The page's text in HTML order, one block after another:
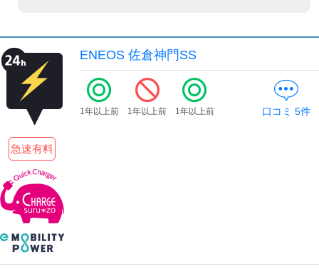
ENEOS 佐倉神門SS
急速有料
1年以上前 1年以上前 1年以上前 口コミ 5件